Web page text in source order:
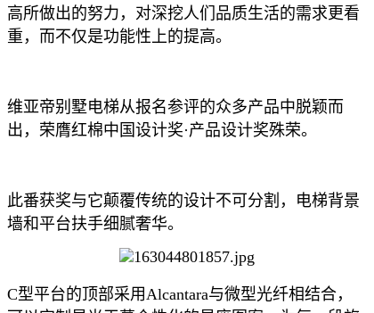
高所做出的努力，对深挖人们品质生活的需求更看
重，而不仅是功能性上的提高。
维亚帝别墅电梯从报名参评的众多产品中脱颖而
出，荣膺红棉中国设计奖·产品设计奖殊荣。
此番获奖与它颠覆传统的设计不可分割，电梯背景
墙和平台扶手细腻奢华。
C型平台的顶部采用Alcantara与微型光纤相结合，